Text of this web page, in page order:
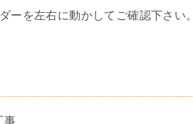
ーを左右に動かしてご確認下さい。
事